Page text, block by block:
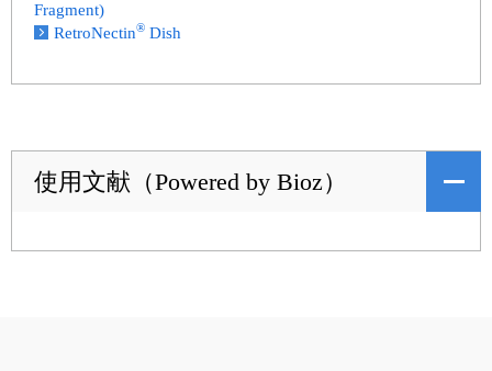
Fragment)
RetroNectin® Dish
使用文献（Powered by Bioz）